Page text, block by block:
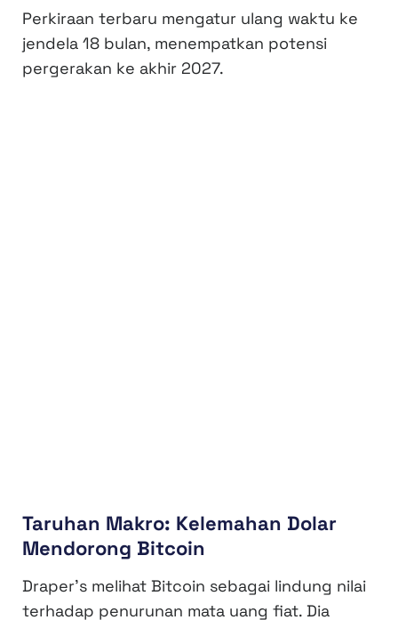
Perkiraan terbaru mengatur ulang waktu ke
jendela 18 bulan, menempatkan potensi
pergerakan ke akhir 2027.
Taruhan Makro: Kelemahan Dolar
Mendorong Bitcoin
Draper’s melihat Bitcoin sebagai lindung nilai
terhadap penurunan mata uang fiat. Dia